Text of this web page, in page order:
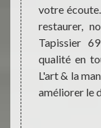
de
& la
votre
restaurer,
Tapissier
qualité en
L'art & la
améliorer le